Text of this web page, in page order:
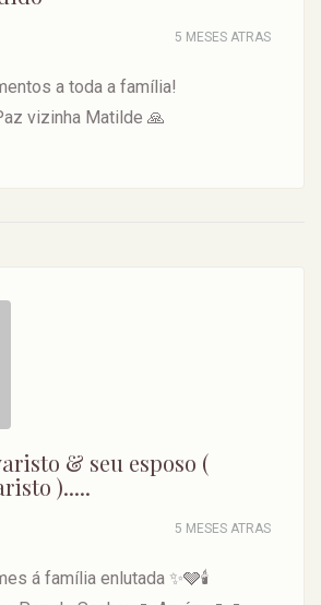
5 MESES ATRAS
a toda a família!
vizinha Matilde 🙏
& seu esposo (
).....
5 MESES ATRAS
á família enlutada ✨🩶🕯️